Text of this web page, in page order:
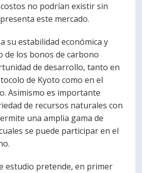
no podrían existir sin
este mercado.
su estabilidad económica y
de los bonos de carbono
de desarrollo, tanto en
de Kyoto como en el
Asimismo es importante
de recursos naturales con
una amplia gama de
se puede participar en el
estudio pretende, en primer